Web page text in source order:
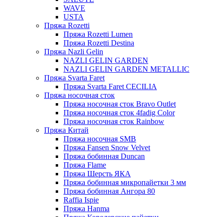
WAVE
USTA
Пряжа Rozetti
Пряжа Rozetti Lumen
Пряжа Rozetti Destina
Пряжа Nazli Gelin
NAZLI GELIN GARDEN
NAZLI GELIN GARDEN METALLIC
Пряжа Svarta Faret
Пряжа Svarta Faret CECILIA
Пряжа носочная сток
Пряжа носочная сток Bravo Outlet
Пряжа носочная сток 4fadig Color
Пряжа носочная сток Rainbow
Пряжа Китай
Пряжа носочная SMB
Пряжа Fansen Snow Velvet
Пряжа бобинная Duncan
Пряжа Flame
Пряжа Шерсть ЯКА
Пряжа бобинная микропайетки 3 мм
Пряжа бобинная Ангора 80
Raffia Ispie
Пряжа Hanma